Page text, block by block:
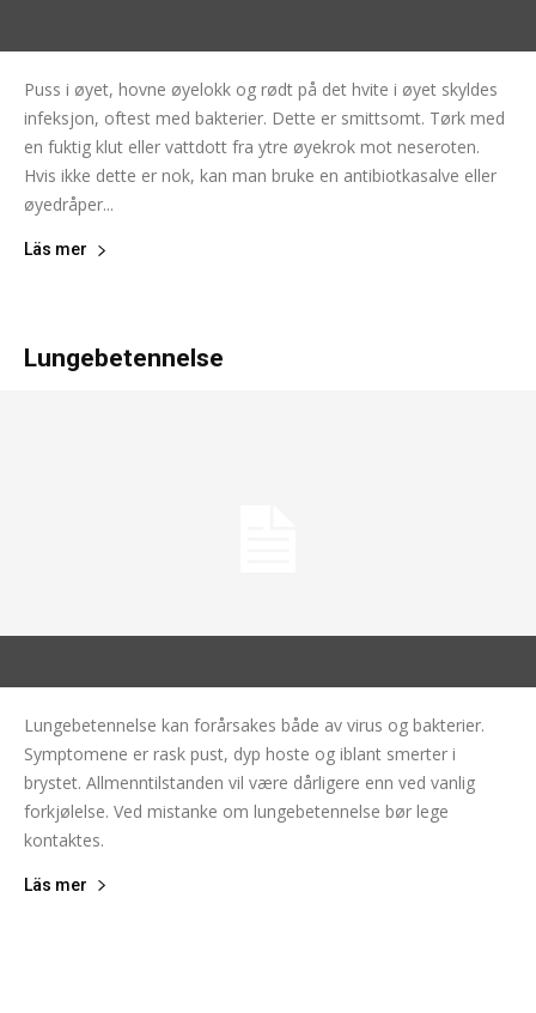
Puss i øyet, hovne øyelokk og rødt på det hvite i øyet skyldes
infeksjon, oftest med bakterier. Dette er smittsomt. Tørk med
en fuktig klut eller vattdott fra ytre øyekrok mot neseroten.
Hvis ikke dette er nok, kan man bruke en antibiotka­salve eller
øyedråper...
Läs mer
Lungebetennelse
Lungebetennelse kan forårsakes både av virus og bakterier.
Symptomene er rask pust, dyp hoste og iblant smerter i
brystet. Allmenntilstanden vil være dårligere enn ved vanlig
forkjølelse. Ved mistanke om lungebetennelse bør lege
kontaktes.
Läs mer